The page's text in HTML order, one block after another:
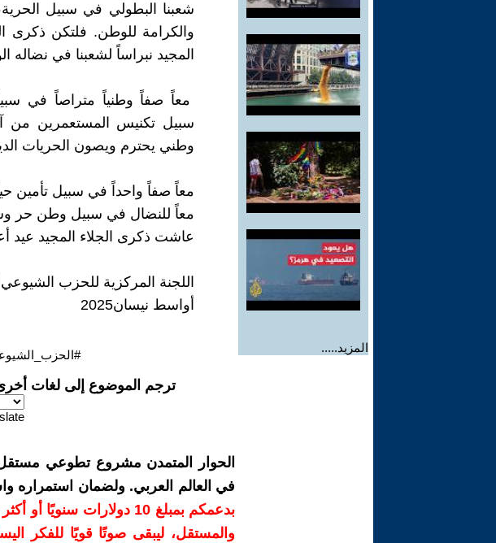
المزيد.....
شعبنا البطولي في سبيل
والكرامة للوطن. فلتكن ذكرى
المجيد نبراساً لشعبنا في نضاله
معاً صفاً وطنياً متراصاً في
سبيل تكنيس المستعمرين
وطني يحترم ويصون الحريات
معاً صفاً واحداً في سبيل تأمين
معاً للنضال في سبيل وطن حر
عاشت ذكرى الجلاء المجيد عيد
اللجنة المركزية للحزب
أواسط نيسان2025
ترجم الموضوع إلى لغات
الحوار المتمدن مشروع تطوعي مستقل
في العالم العربي. ولضمان استمراره
بدعمكم بمبلغ 10 دولارات
والمستقل، ليبقى صوتًا قويًا للفكر